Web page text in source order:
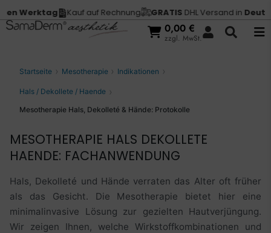
Kauf auf Rechnung GRATISDHL Versand inDeutschland
0,00 €
zzgl. MwSt.
Startseite Mesotherapie Indikationen
Hals / Dekollete / Haende
Mesotherapie Hals, Dekolleté & Hände: Protokolle
MESOTHERAPIE HALS DEKOLLETE
HAENDE: FACHANWENDUNG
Hals, Dekolleté und Hände verraten das Alter oft früher
als das Gesicht. Die Mesotherapie bietet hier eine
minimalinvasive Lösung zur gezielten Hautverjüngung.
Wir zeigen Ihnen, welche Wirkstoffkombinationen und